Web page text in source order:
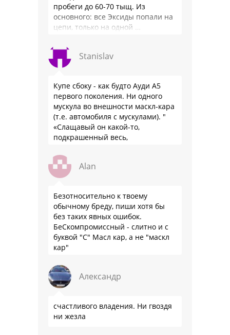
пробеги до 60-70 тыщ. Из
основного: все Эксиды попали на
цепи, только на одной …
Stanislav
Купе сбоку - как будто Ауди А5
первого поколения. Ни одного
мускула во внешности маскл-кара
(т.е. автомобиля с мускулами). "
«Слащавый он какой-то,
подкрашенный весь,
такой... Одно слово — румын»
Alan
Безотносительно к твоему
обычному бреду, пиши хотя бы
без таких явных ошибок.
БеСкомпромиссный - слитно и с
буквой "С" Масл кар, а не "маскл
кар"
Александр
счастливого владения. Ни гвоздя
ни жезла